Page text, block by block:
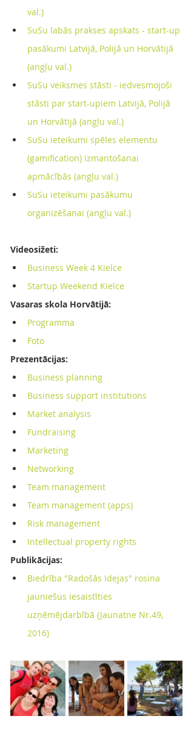
val.)
SuSu labās prakses apskats - start-up
pasākumi Latvijā, Polijā un Horvātijā
(angļu val.)
SuSu veiksmes stāsti - iedvesmojoši
stāsti par start-upiem Latvijā, Polijā
un Horvātijā (angļu val.)
SuSu ieteikumi spēles elementu
(gamification) izmantošanai
apmācībās (angļu val.)
SuSu ieteikumi pasākumu
organizēšanai (angļu val.)
Videosižeti:
Business Week 4 Kielce
Startup Weekend Kielce
Vasaras skola Horvātijā:
Programma
Foto
Prezentācijas:
Business planning
Business support institutions
Market analysis
Fundraising
Marketing
Networking
Team management
Team management (apps)
Risk management
Intellectual property rights
Publikācijas:
Biedrība "Radošās Idejas" rosina
jauniešus iesaistīties
uzņēmējdarbībā (Jaunatne Nr.49,
2016)